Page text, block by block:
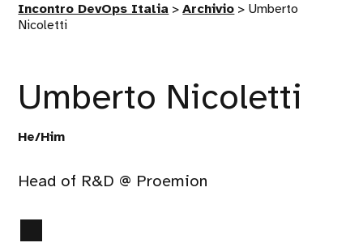
Incontro DevOps Italia >Archivio > Umberto
Nicoletti
Umberto Nicoletti
He/Him
Head of R&D @ Proemion